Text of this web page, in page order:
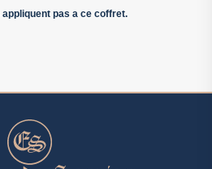
pas a ce coffret.